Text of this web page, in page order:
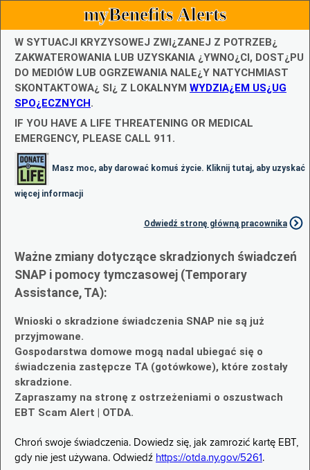
myBenefits Alerts
W SYTUACJI KRYZYSOWEJ ZWI¿ZANEJ Z POTRZEB¿
ZAKWATEROWANIA LUB UZYSKANIA ¿YWNO¿CI, DOST¿PU
DO MEDIÓW LUB OGRZEWANIA NALE¿Y NATYCHMIAST
SKONTAKTOWA¿ SI¿ Z LOKALNYM WYDZIA¿EM US¿UG
SPO¿ECZNYCH.
IF YOU HAVE A LIFE THREATENING OR MEDICAL
EMERGENCY, PLEASE CALL 911.
Masz moc, aby darować komuś życie. Kliknij tutaj, aby uzyskać
więcej informacji
Odwiedź stronę główną pracownika
Ważne zmiany dotyczące skradzionych świadczeń
SNAP i pomocy tymczasowej (Temporary
Assistance, TA):
Wnioski o skradzione świadczenia SNAP nie są już
przyjmowane.
Gospodarstwa domowe mogą nadal ubiegać się o
świadczenia zastępcze TA (gotówkowe), które zostały
skradzione.
Zapraszamy na stronę z ostrzeżeniami o oszustwach
EBT Scam Alert | OTDA.
Chroń swoje świadczenia. Dowiedz się, jak zamrozić kartę EBT,
gdy nie jest używana. Odwiedź https://otda.ny.gov/5261 .